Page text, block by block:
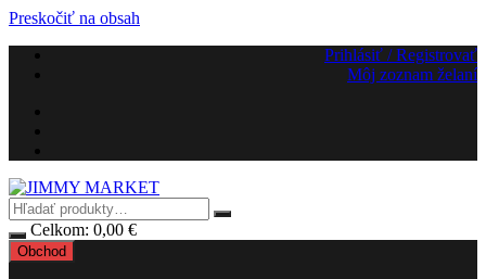
Preskočiť na obsah
Prihlásiť / Registrovať
Môj zoznam želaní
Celkom: 0,00 €
Obchod